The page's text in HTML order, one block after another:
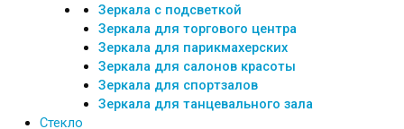
Зеркала с подсветкой
Зеркала для торгового центра
Зеркала для парикмахерских
Зеркала для салонов красоты
Зеркала для спортзалов
Зеркала для танцевального зала
Стекло